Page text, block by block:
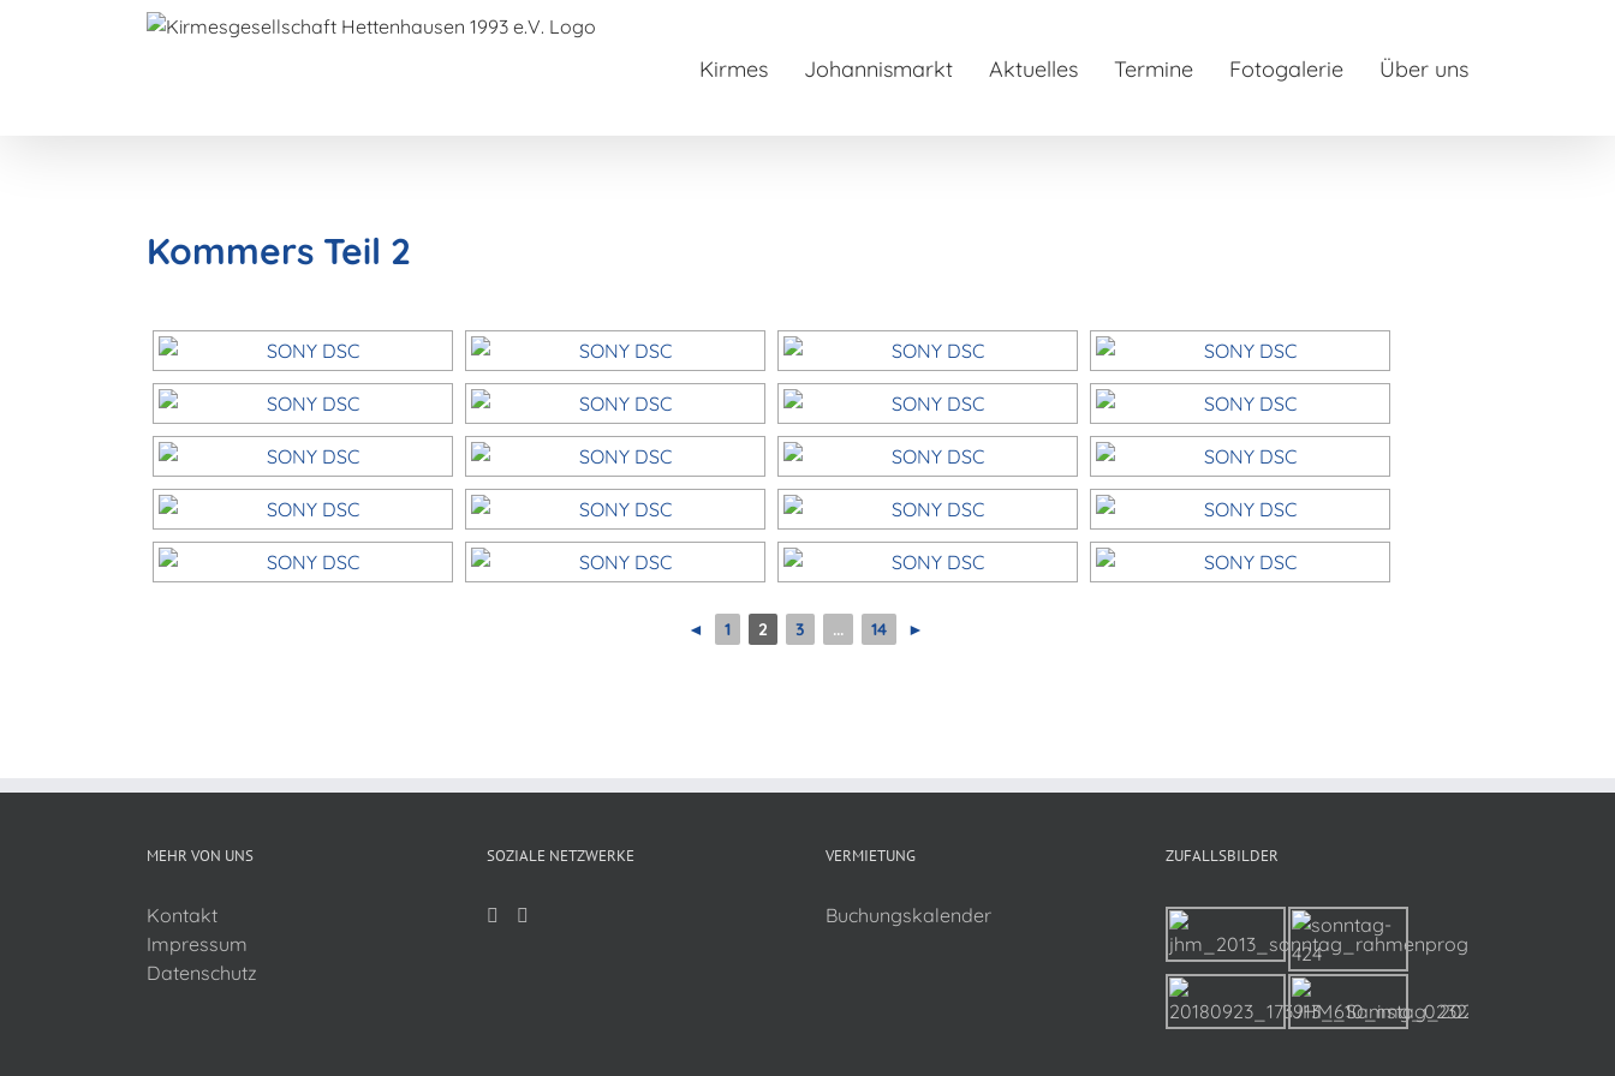
Kirmes Johannismarkt Aktuelles Termine Fotogalerie Über uns
Kommers Teil 2
◄ 1 2 3 ... 14 ►
MEHR VON UNS
Kontakt
Impressum
Datenschutz
SOZIALE NETZWERKE VERMIETUNG
Buchungskalender
ZUFALLSBILDER